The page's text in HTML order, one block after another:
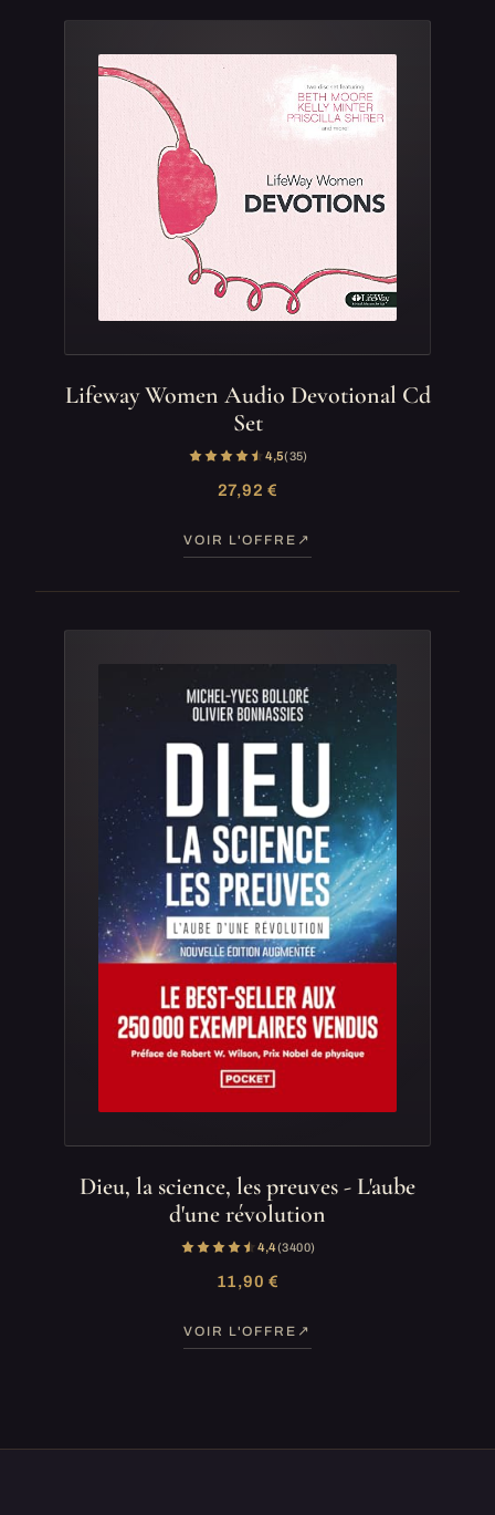
Lifeway Women Audio Devotional Cd
Set
4,5(35)
27,92 €
VOIR L'OFFRE
Dieu, la science, les preuves - L'aube
d'une révolution
4,4(3 400)
11,90 €
VOIR L'OFFRE